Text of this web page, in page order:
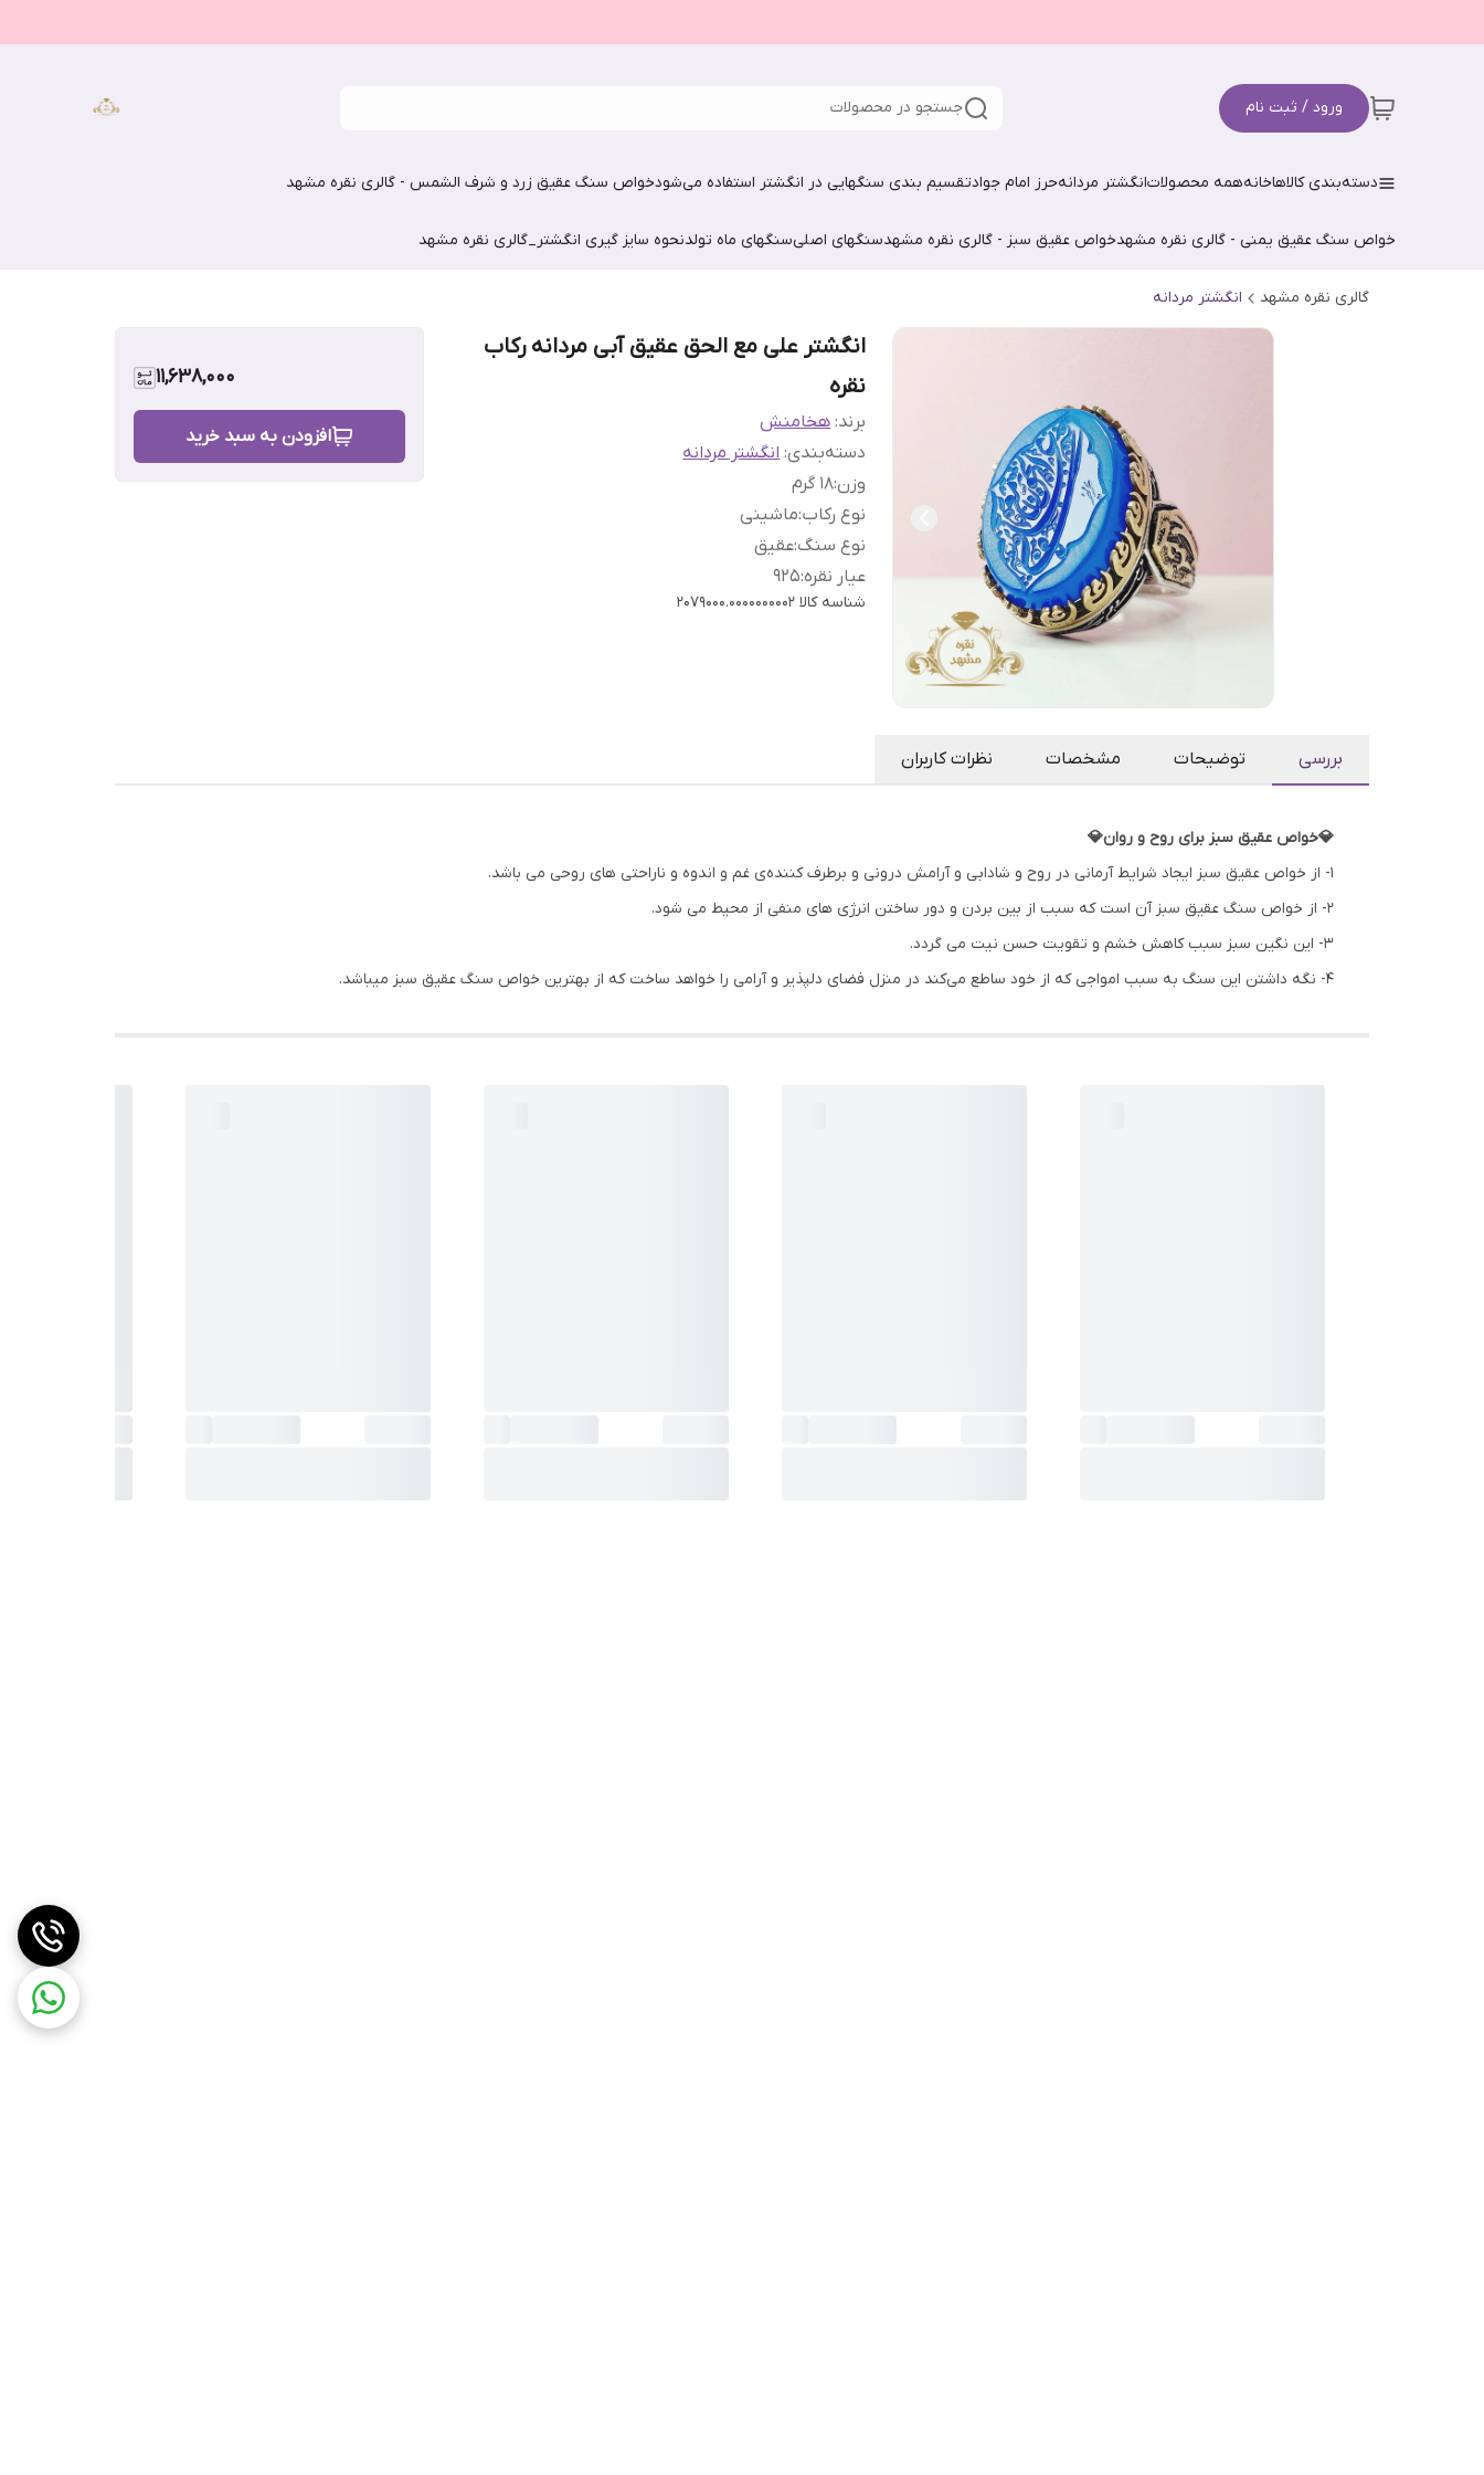
ورود / ثبت نام جستجو در محصولات
دسته‌بندی کالاهاخانههمه محصولاتانگشتر مردانهحرز امام جوادتقسیم بندی سنگهایی در انگشتر استفاده می‌شودخواص سنگ عقیق زرد و شرف الشمس - گالری نقره مشهد
خواص سنگ عقیق یمنی - گالری نقره مشهدخواص عقیق سبز - گالری نقره مشهدسنگهای اصلیسنگهای ماه تولدنحوه سایز گیری انگشتر_گالری نقره مشهد
گالری نقره مشهد انگشتر مردانه
انگشتر علی مع الحق عقیق آبی مردانه رکاب
نقره
برند: هخامنش
دسته‌بندی:انگشتر مردانه
وزن:18 گرم
نوع رکاب:ماشینی
نوع سنگ:عقیق
عیار نقره:
925
شناسه کالا 2079000.0000000002
11,638,000
افزودن به سبد خرید
بررسی توضیحات مشخصات نظرات کاربران
💎خواص عقیق سبز برای روح و روان💎
۱- از خواص عقیق سبز ایجاد شرایط آرمانی در روح و شادابی و آرامش درونی و برطرف کننده‌ی غم و اندوه و ناراحتی های روحی می باشد.
۲- از خواص سنگ عقیق سبز آن است که سبب از بین بردن و دور ساختن انرژی های منفی از محیط می شود.
۳- این نگین سبز سبب کاهش خشم و تقویت حسن نیت می گردد.
۴- نگه داشتن این سنگ به سبب امواجی که از خود ساطع می‌کند در منزل فضای دلپذیر و آرامی را خواهد ساخت که از بهترین خواص سنگ عقیق سبز میباشد.